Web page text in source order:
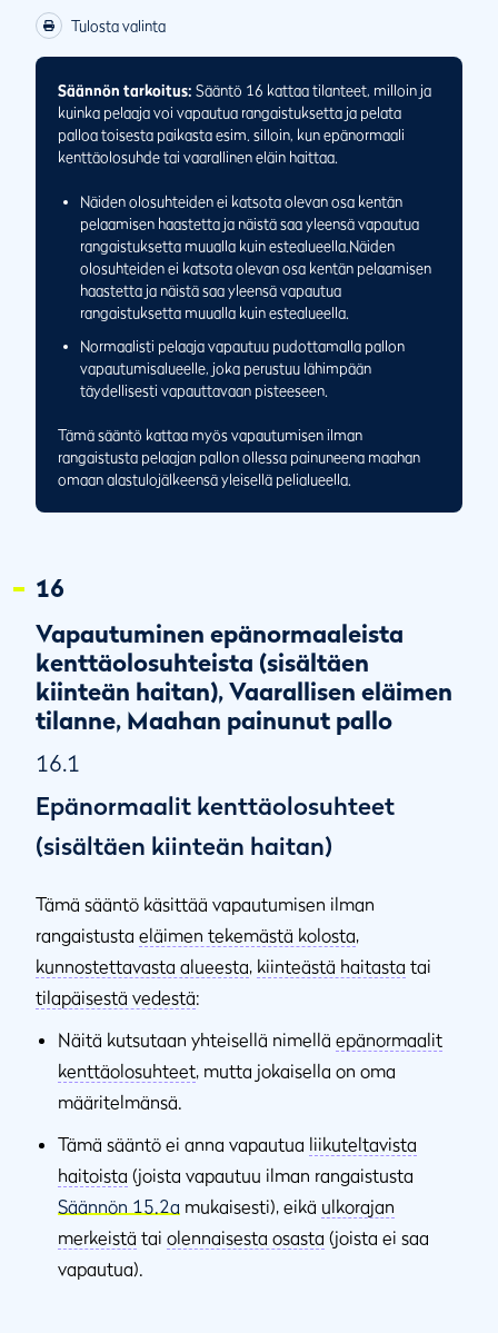
16.2
16.2a
16.3 Maahan painunut pallo
16.3a Milloin saa vapautua
Pallon nostaminen selvitettäessä onko pallo
olosuhteessa, josta vapautuminen sallitaan
Tulosta valinta
Säännön tarkoitus: Sääntö 16 kattaa tilanteet, milloin ja
kuinka pelaaja voi vapautua rangaistuksetta ja pelata
palloa toisesta paikasta esim. silloin, kun epänormaali
kenttäolosuhde tai vaarallinen eläin haittaa.
Näiden olosuhteiden ei katsota olevan osa kentän
pelaamisen haastetta ja näistä saa yleensä vapautua
rangaistuksetta muualla kuin estealueella.Näiden
olosuhteiden ei katsota olevan osa kentän pelaamisen
haastetta ja näistä saa yleensä vapautua
rangaistuksetta muualla kuin estealueella.
Normaalisti pelaaja vapautuu pudottamalla pallon
vapautumisalueelle, joka perustuu lähimpään
täydellisesti vapauttavaan pisteeseen.
Tämä sääntö kattaa myös vapautumisen ilman
rangaistusta pelaajan pallon ollessa painuneena maahan
omaan alastulojälkeensä yleisellä pelialueella.
16
Vapautuminen epänormaaleista
kenttäolosuhteista (sisältäen
kiinteän haitan), Vaarallisen eläimen
tilanne, Maahan painunut pallo
16.1
Epänormaalit kenttäolosuhteet
(sisältäen kiinteän haitan)
Tämä sääntö käsittää vapautumisen ilman
rangaistusta eläimen tekemästä kolosta,
kunnostettavasta alueesta, kiinteästä haitasta tai
tilapäisestä vedestä:
Näitä kutsutaan yhteisellä nimellä epänormaalit
kenttäolosuhteet, mutta jokaisella on oma
määritelmänsä.
Tämä sääntö ei anna vapautua liikuteltavista
haitoista (joista vapautuu ilman rangaistusta
Säännön 15.2a mukaisesti), eikä ulkorajan
merkeistä tai olennaisesta osasta (joista ei saa
vapautua).